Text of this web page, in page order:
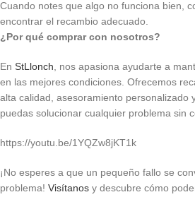
Cuando notes que algo no funciona bien,
encontrar el recambio adecuado.
¿Por qué comprar con nosotros?
En StLlonch , nos apasiona ayudarte a
en las mejores condiciones. Ofrecemos
alta calidad, asesoramiento personalizado
puedas solucionar cualquier problema sin
https://youtu.be/1YQZw8jKT1k
¡No esperes a que un pequeño fallo se
problema! Visítanos y descubre cómo